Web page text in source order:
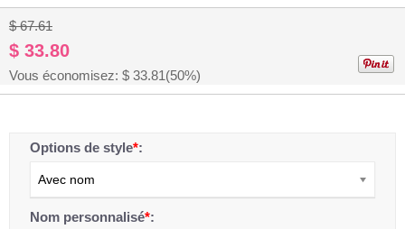
$ 67.61
$ 33.80
Vous économisez: $ 33.81(50%)
Options de style*:
Avec nom
Nom personnalisé*: